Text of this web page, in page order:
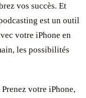
vos succès. Et
est un outil
votre iPhone en
les possibilités
votre iPhone,